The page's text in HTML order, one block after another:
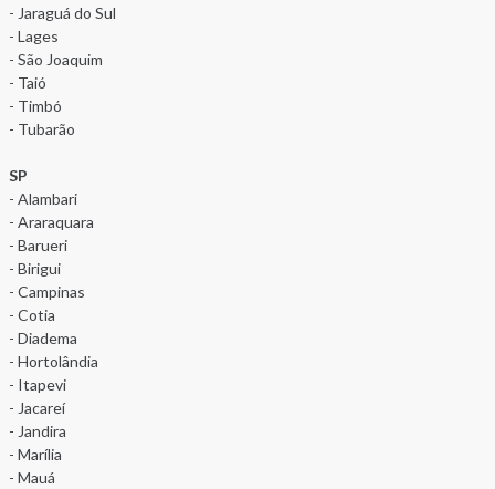
- Jaraguá do Sul
- Lages
- São Joaquim
- Taió
- Timbó
- Tubarão
SP
- Alambari
- Araraquara
- Barueri
- Birigui
- Campinas
- Cotia
- Diadema
- Hortolândia
- Itapevi
- Jacareí
- Jandira
- Marília
- Mauá